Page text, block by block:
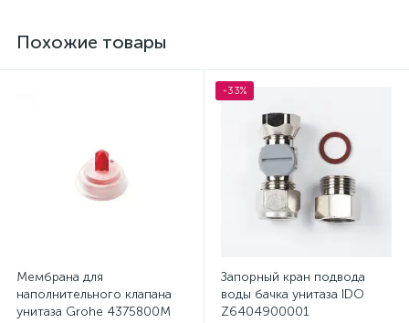
Похожие товары
Мембрана для
наполнительного клапана
унитаза Grohe 4375800M
-33%
Запорный кран подвода
воды бачка унитаза IDO
Z6404900001